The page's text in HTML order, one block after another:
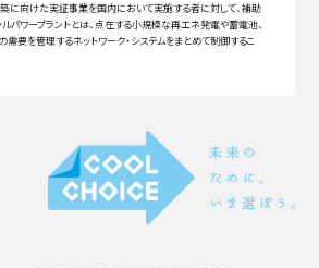
築に向けた実証事業を国内において実施する者に対して、補助
パワープラントとは、点在する小規模な再エネ発電や蓄電池、
要を管理するネットワーク・システムをまとめて制御するこ